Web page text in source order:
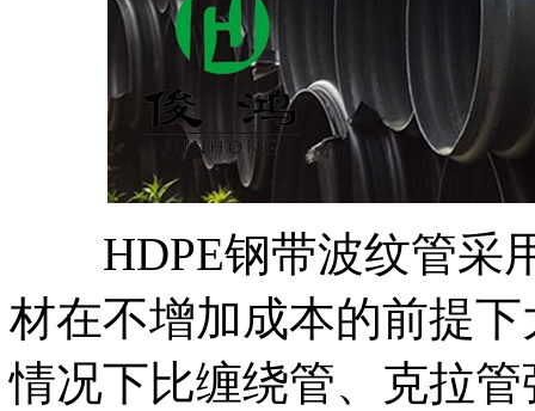
HDPE钢带波纹管采用
材在不增加成本的前提
情况下比缠绕管、克拉